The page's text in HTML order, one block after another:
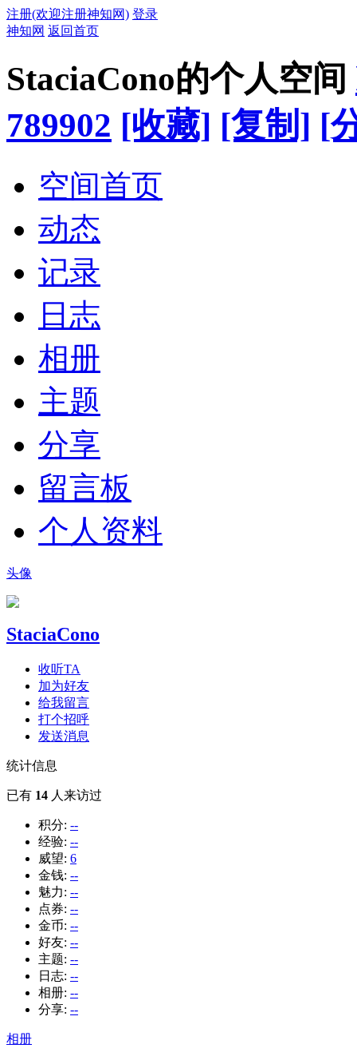
注册(欢迎注册神知网) 登录
神知网 返回首页
StaciaCono的个人空间
789902 [收藏] [复制] [
空间首页
动态
记录
日志
相册
主题
分享
留言板
个人资料
头像
StaciaCono
收听TA
加为好友
给我留言
打个招呼
发送消息
统计信息
已有 14 人来访过
积分: --
经验: --
威望: 6
金钱: --
魅力: --
点券: --
金币: --
好友: --
主题: --
日志: --
相册: --
分享: --
相册